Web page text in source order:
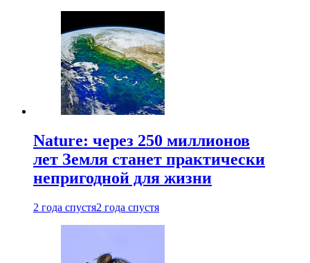
Nature: через 250 миллионов
лет Земля станет практически
непригодной для жизни
2 года спустя2 года спустя